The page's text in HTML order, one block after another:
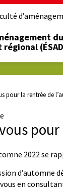
pour la rentrée de
2022 se
en